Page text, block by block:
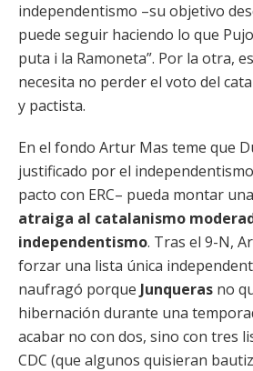
independentismo –su objetivo
puede seguir haciendo lo que
puta i la Ramoneta”. Por la otra,
necesita no perder el voto del
y pactista.
En el fondo Artur Mas teme que
justificado por el
pacto con ERC– pueda montar una
atraiga al catalanismo
independentismo. Tras el 9-N,
forzar una lista única
naufragó porque Junqueras no
hibernación durante una
acabar no con dos, sino con tres
CDC (que algunos quisieran